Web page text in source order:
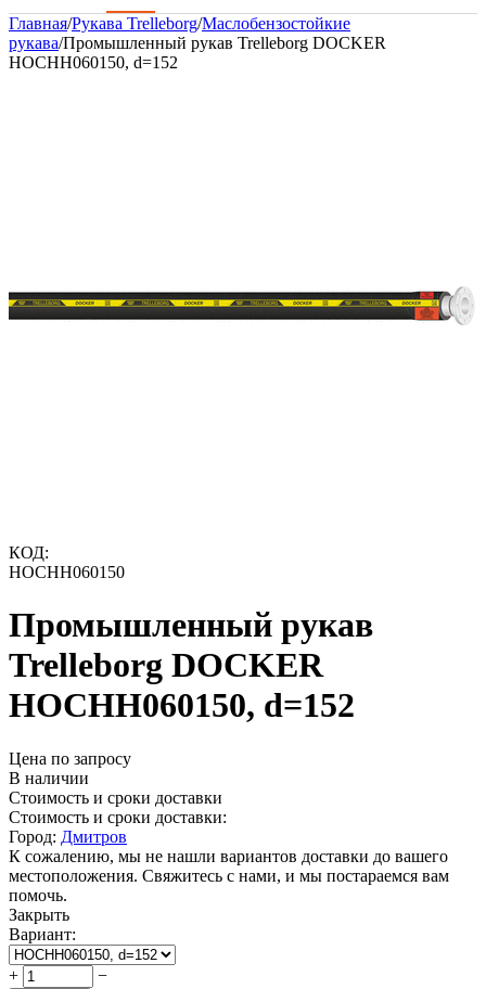
Главная/Рукава Trelleborg/Маслобензостойкие
рукава/Промышленный рукав Trelleborg DOCKER
HOCHH060150, d=152
КОД:
HOCHH060150
Промышленный рукав
Trelleborg DOCKER
HOCHH060150, d=152
Цена по запросу
В наличии
Стоимость и сроки доставки
Стоимость и сроки доставки:
Город: Дмитров
К сожалению, мы не нашли вариантов доставки до вашего
местоположения. Свяжитесь с нами, и мы постараемся вам
помочь.
Закрыть
Вариант:
+ −